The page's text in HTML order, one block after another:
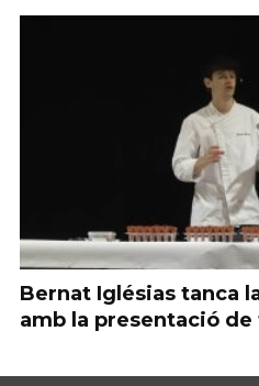
Bernat Iglésias tanca
amb la presentació